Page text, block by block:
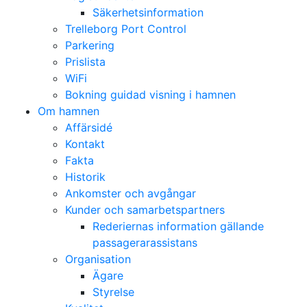
Säkerhetsinformation
Trelleborg Port Control
Parkering
Prislista
WiFi
Bokning guidad visning i hamnen
Om hamnen
Affärsidé
Kontakt
Fakta
Historik
Ankomster och avgångar
Kunder och samarbetspartners
Rederiernas information gällande
passagerarassistans
Organisation
Ägare
Styrelse